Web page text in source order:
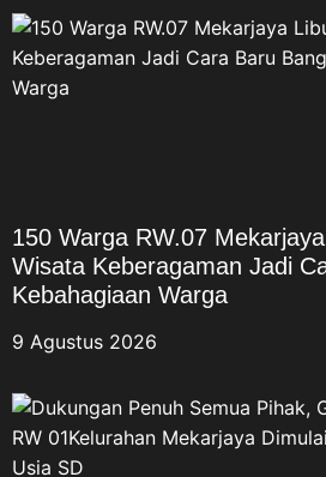
150 Warga RW.07
Wisata Keberagaman Jadi
Kebahagiaan Warga
9 Agustus 2026